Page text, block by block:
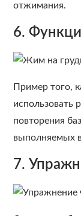
отжимания.
6.
Пример того,
использовать
повторения
выполняемых
7.